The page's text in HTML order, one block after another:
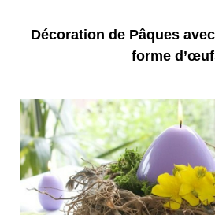
Décoration de Pâques
forme